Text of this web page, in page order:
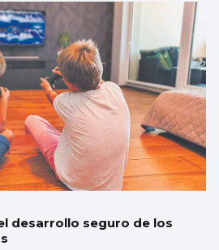
desarrollo seguro de los